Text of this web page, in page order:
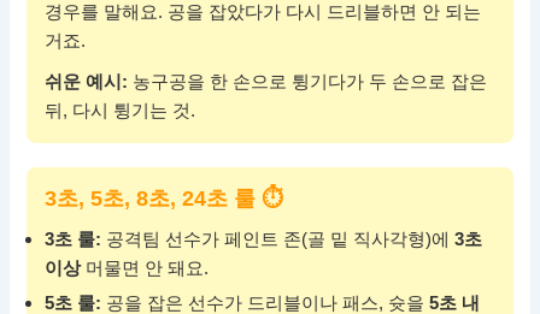
경우를 말해요. 공을 잡았다가 다시 드리블하면 안 되는
거죠.
쉬운 예시: 농구공을 한 손으로 튕기다가 두 손으로 잡은
뒤, 다시 튕기는 것.
3초, 5초, 8초, 24초 룰 ⏱
3초 룰: 공격팀 선수가 페인트 존(골 밑 직사각형)에3초
이상머물면 안 돼요.
5초 룰: 공을 잡은 선수가 드리블이나 패스, 슛을5초 내